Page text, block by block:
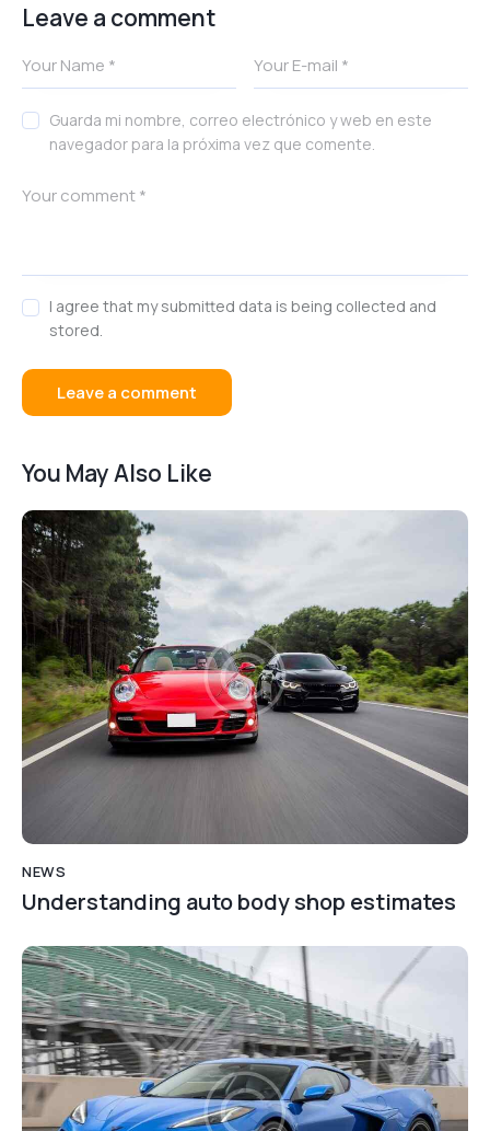
Leave a comment
Guarda mi nombre, correo electrónico y web en este
navegador para la próxima vez que comente.
I agree that my submitted data is being collected and
stored.
You May Also Like
NEWS
Understanding auto body shop estimates